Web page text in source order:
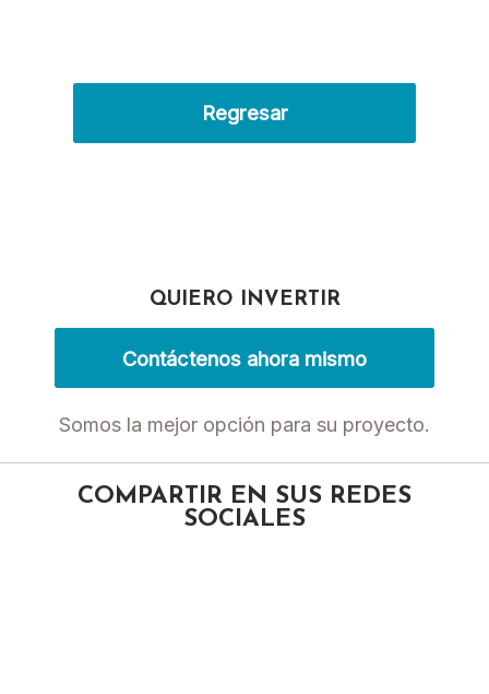
Regresar
QUIERO INVERTIR
Contáctenos ahora mismo
Somos la mejor opción para su proyecto.
COMPARTIR EN SUS REDES
SOCIALES